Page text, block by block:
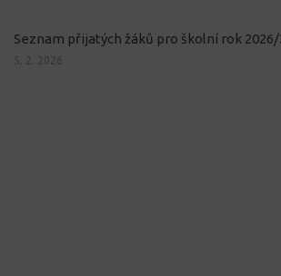
Seznam přijatých žáků pro školní rok 2026/
5. 2. 2026